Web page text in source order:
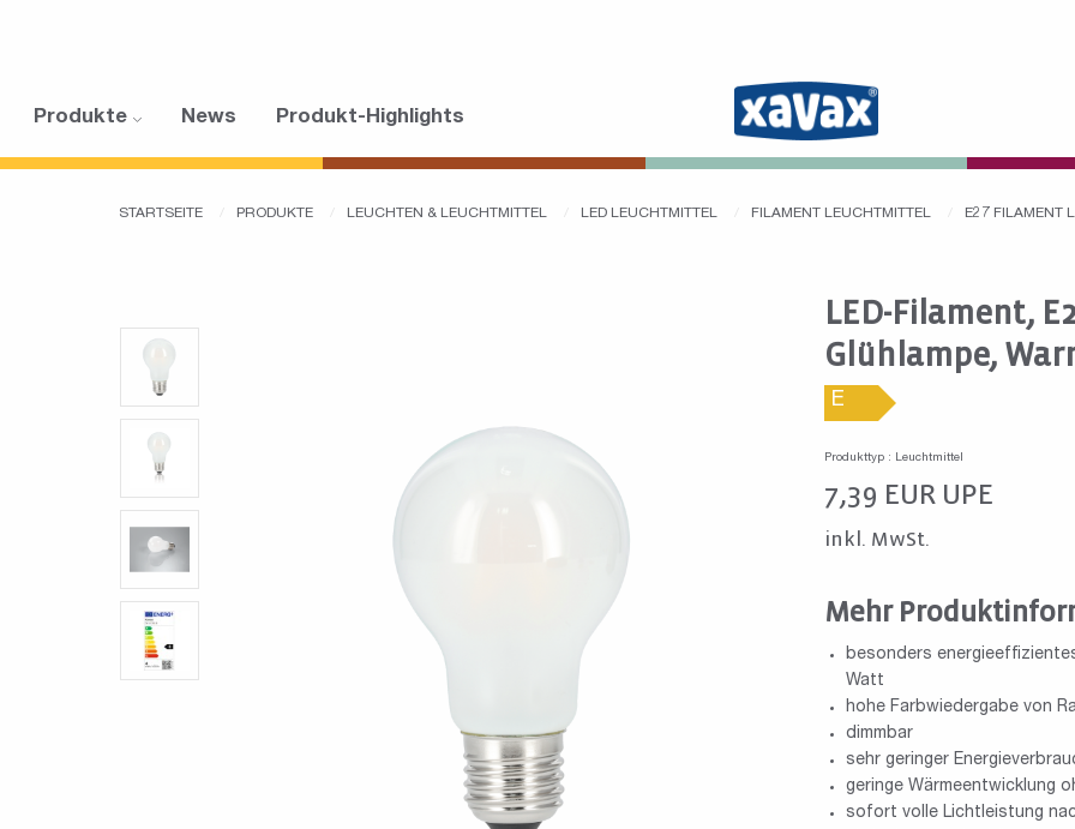
Produkte News Produkt-Highlights
STARTSEITE PRODUKTE LEUCHTEN & LEUCHTMITTEL LED LEUCHTMITTEL FILAMENT LEUCHTMITTEL E27 FILAMENT
LED-Filament,
Glühlampe,
E
Produkttyp : Leuchtmittel
7,39 EUR UPE
inkl. MwSt.
Mehr
besonders
Watt
hohe Farbwiedergabe von
dimmbar
sehr geringer
geringe Wärmeentwicklung
sofort volle Lichtleistung